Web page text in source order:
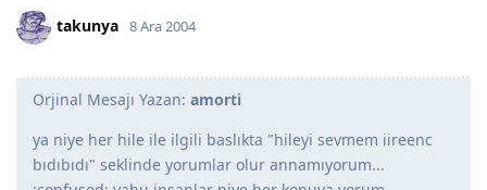
takunya 8 Ara 2004
Orjinal Mesajı Yazan: amorti
ya niye her hile ile ilgili baslıkta "hileyi sevmem iireenc
bıdıbıdı" seklinde yorumlar olur annamıyorum...